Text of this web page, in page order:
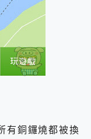
有銅鑼燒都被換